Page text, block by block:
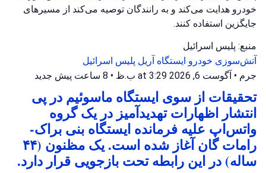
خودرو هدایت می‌کند و به رانندگان توصیه می‌کند از مسیرهای
جایگزین استفاده کنند.
منبع: پلیس اسرائیل
آتش‌سوزی خودرو ایستگاه آریل پلیس اسرائیل
جرم • آگوست 6, 2026 at 3:29 ب.ظ • 8 ساعت پیش جدید
تحقیقات از سوی ایستگاه ماسوئیم در پی
انتشار اظهارات تهدیدآمیز در یک گروه
واتس‌اپ علیه فرمانده ایستگاه بنی براک-
رامات گان آغاز شده است. یک مظنون (۴۴
ساله) در این رابطه تحت بازجویی قرار دارد.